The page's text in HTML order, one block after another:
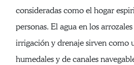
consideradas como el hogar
personas. El agua en los
irrigación y drenaje sirven como
humedales y de canales